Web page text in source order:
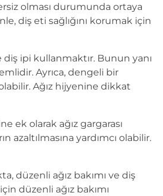
olması durumunda ortaya
diş eti sağlığını korumak için
diş ipi kullanmaktır. Bunun yanı
Ayrıca, dengeli bir
Ağız hijyenine dikkat
ek olarak ağız gargarası
azaltılmasına yardımcı olabilir.
düzenli ağız bakımı ve diş
düzenli ağız bakımı